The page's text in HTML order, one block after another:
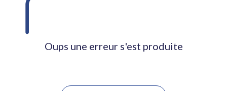
Oups une erreur s'est produite